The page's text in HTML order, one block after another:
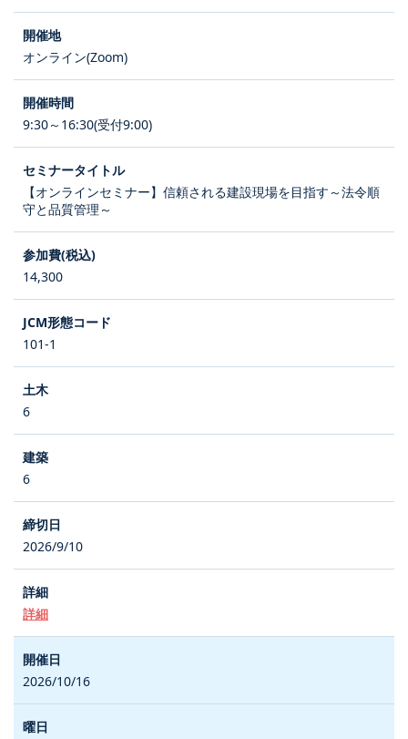
オンライン(Zoom)
9:30～16:30(受付9:00)
【オンラインセミナー】信頼される建設現場を目指す～法令順
守と品質管理～
14,300
101-1
6
6
2026/9/10
詳細
2026/10/16